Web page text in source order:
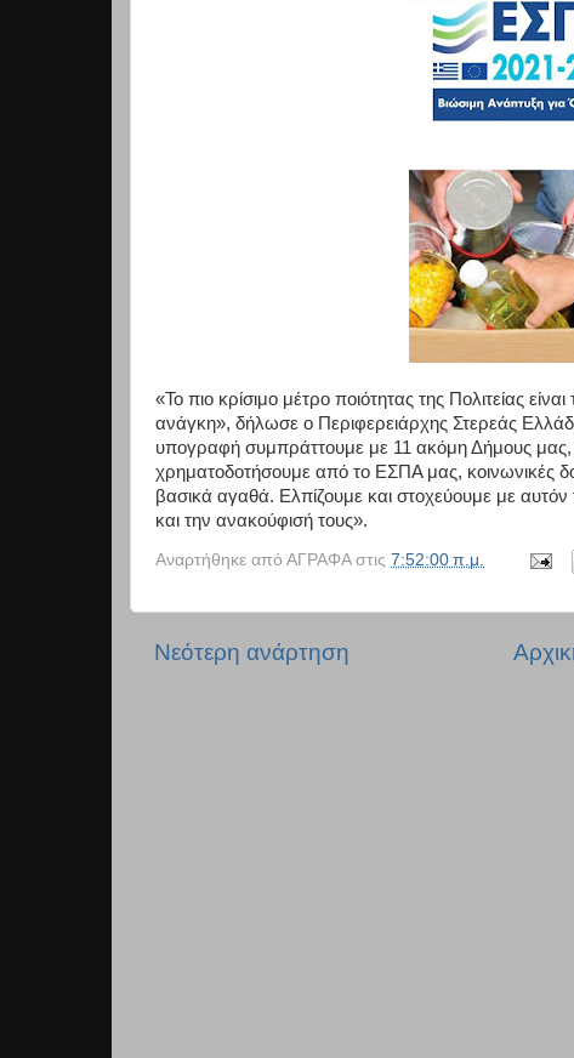
«Το πιο κρίσιμο μέτρο ποιότητας της Πολιτείας
ανάγκη», δήλωσε ο Περιφερειάρχης Στερεάς
υπογραφή συμπράττουμε με 11 ακόμη Δήμους
χρηματοδοτήσουμε από το ΕΣΠΑ μας, κοινωνικές
βασικά αγαθά. Ελπίζουμε και στοχεύουμε με
και την ανακούφισή τους».
Αναρτήθηκε από ΑΓΡΑΦΑ στις 7:52:00 π.μ.
Νεότερη ανάρτηση